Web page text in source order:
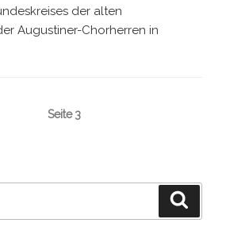
der alten
Augustiner-Chorherren in
Seite3